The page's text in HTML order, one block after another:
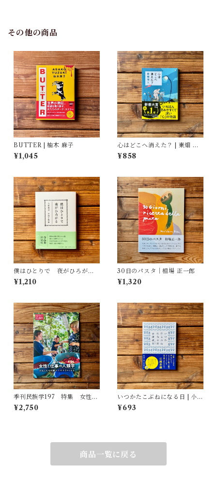
その他の商品
BUTTER | 柚木 麻子
¥1,045
心はどこへ消えた？ | 東畑 開
人
¥858
僕はひとりで 夜がひろがる
立原道造 全詩＋物語｜立原
道造, 杉田 淳子(編)
¥1,210
30日のパスタ｜相場 正一郎
¥1,320
季刊民族学197 特集 女性と
仕事の人類学：わたしたちが
働いて生きていくこと
¥2,750
いつかたこぶねになる日 | 小津
夜景
¥693
商品一覧に戻る